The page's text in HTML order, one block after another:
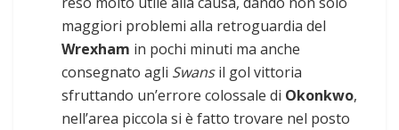
maggiori problemi alla retroguardia del
Wrexham in pochi minuti ma anche
consegnato agli Swansil gol vittoria
sfruttando un’errore colossale di Okonkwo,
nell’area piccola si è fatto trovare nel posto